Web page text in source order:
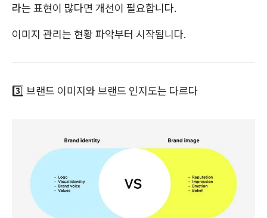
라는 표현이 많다면 개선이 필요합니다.
이미지 관리는 현황 파악부터 시작됩니다.
3️⃣ 브랜드 이미지와 브랜드 인지도는 다르다